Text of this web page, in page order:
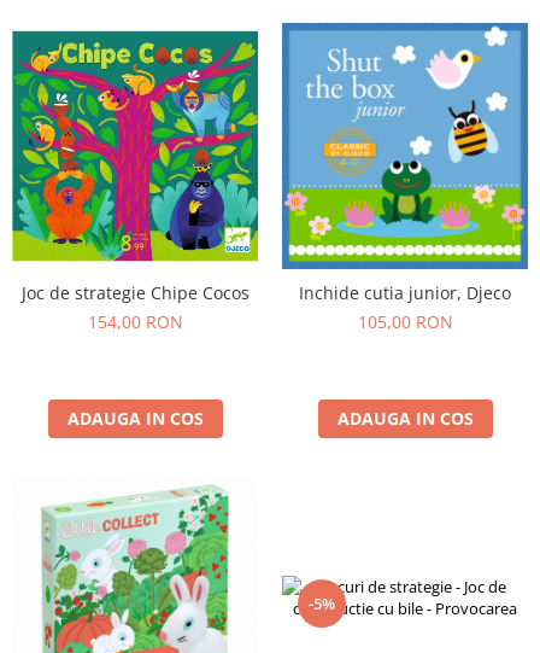
Joc de strategie Chipe Cocos
154,00 RON
ADAUGA IN COS
Inchide cutia junior, Djeco
105,00 RON
ADAUGA IN COS
-5%